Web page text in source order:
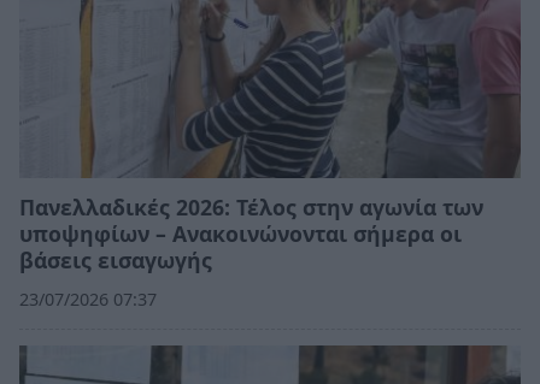
Πανελλαδικές 2026: Τέλος στην αγωνία των
υποψηφίων – Ανακοινώνονται σήμερα οι
βάσεις εισαγωγής
23/07/2026 07:37